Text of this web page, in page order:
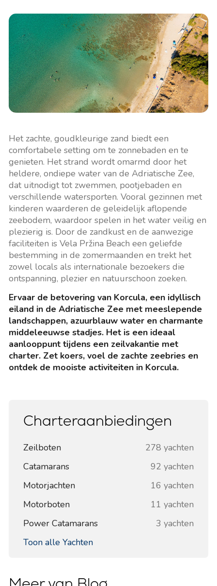
Het zachte, goudkleurige zand biedt een
comfortabele setting om te zonnebaden en te
genieten. Het strand wordt omarmd door het
heldere, ondiepe water van de Adriatische Zee,
dat uitnodigt tot zwemmen, pootjebaden en
verschillende watersporten. Vooral gezinnen met
kinderen waarderen de geleidelijk aflopende
zeebodem, waardoor spelen in het water veilig en
plezierig is. Door de zandkust en de aanwezige
faciliteiten is Vela Pržina Beach een geliefde
bestemming in de zomermaanden en trekt het
zowel locals als internationale bezoekers die
ontspanning, plezier en natuurschoon zoeken.
Ervaar de betovering van Korcula, een idyllisch
eiland in de Adriatische Zee met meeslepende
landschappen, azuurblauw water en charmante
middeleeuwse stadjes. Het is een ideaal
aanlooppunt tijdens een zeilvakantie met
charter. Zet koers, voel de zachte zeebries en
ontdek de mooiste activiteiten in Korcula.
Charteraanbiedingen
Zeilboten
278 yachten
Catamarans
92 yachten
Motorjachten
16 yachten
Motorboten
11 yachten
Power Catamarans
3 yachten
Toon alle Yachten